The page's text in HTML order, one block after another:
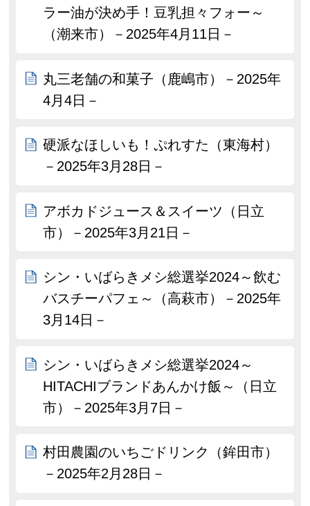
ラー油が決め手！豆乳担々フォー～
（潮来市）－2025年4月11日－
丸三老舗の和菓子（鹿嶋市）－2025年
4月4日－
硬派なほしいも！ぷれすた（東海村）
－2025年3月28日－
アボカドジュース＆スイーツ（日立
市）－2025年3月21日－
シン・いばらきメシ総選挙2024～飲む
バスチーパフェ～（高萩市）－2025年
3月14日－
シン・いばらきメシ総選挙2024～
HITACHIブランドあんかけ飯～（日立
市）－2025年3月7日－
村田農園のいちごドリンク（鉾田市）
－2025年2月28日－